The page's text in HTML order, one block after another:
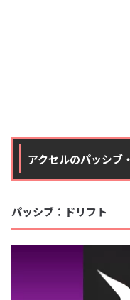
アクセルのパッシブ
パッシブ：ドリフト